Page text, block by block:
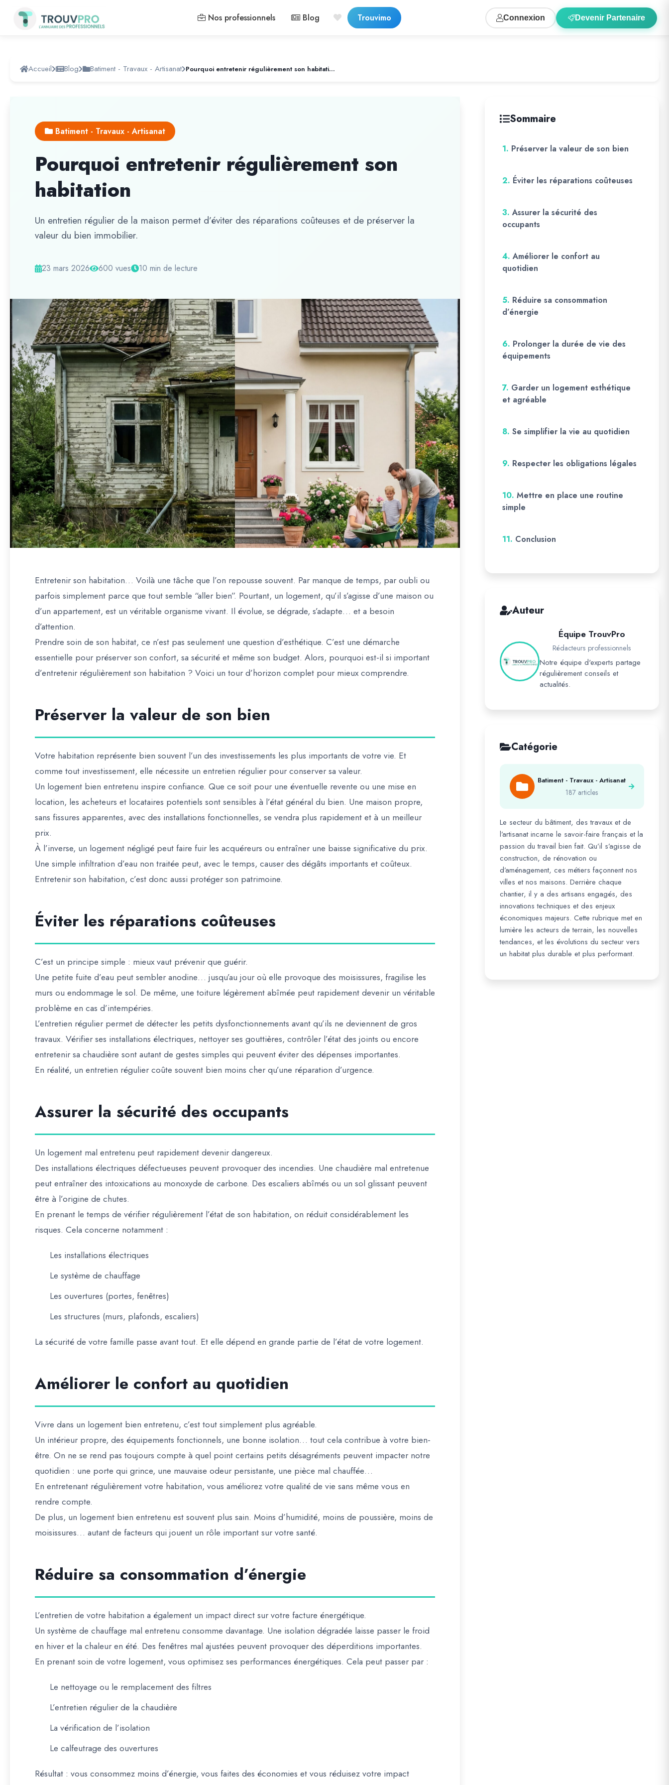
Nos professionnels Blog Trouvimo Connexion Devenir Partenaire
Accueil Blog Batiment - Travaux - Artisanat Pourquoi entretenir régulièrement son habitation
Batiment - Travaux - Artisanat
Pourquoi entretenir régulièrement son
habitation
Un entretien régulier de la maison permet d’éviter des réparations coûteuses et de préserver la
valeur du bien immobilier.
23 mars 2026 600 vues 10 min de lecture
Entretenir son habitation… Voilà une tâche que l’on repousse souvent. Par manque de temps, par oubli ou
parfois simplement parce que tout semble “aller bien”. Pourtant, un logement, qu’il s’agisse d’une maison ou
d’un appartement, est un véritable organisme vivant. Il évolue, se dégrade, s’adapte… et a besoin
d’attention.
Prendre soin de son habitat, ce n’est pas seulement une question d’esthétique. C’est une démarche
essentielle pour préserver son confort, sa sécurité et même son budget. Alors, pourquoi est-il si important
d’entretenir régulièrement son habitation ? Voici un tour d’horizon complet pour mieux comprendre.
Préserver la valeur de son bien
Votre habitation représente bien souvent l’un des investissements les plus importants de votre vie. Et
comme tout investissement, elle nécessite un entretien régulier pour conserver sa valeur.
Un logement bien entretenu inspire confiance. Que ce soit pour une éventuelle revente ou une mise en
location, les acheteurs et locataires potentiels sont sensibles à l’état général du bien. Une maison propre,
sans fissures apparentes, avec des installations fonctionnelles, se vendra plus rapidement et à un meilleur
prix.
À l’inverse, un logement négligé peut faire fuir les acquéreurs ou entraîner une baisse significative du prix.
Une simple infiltration d’eau non traitée peut, avec le temps, causer des dégâts importants et coûteux.
Entretenir son habitation, c’est donc aussi protéger son patrimoine.
Éviter les réparations coûteuses
C’est un principe simple : mieux vaut prévenir que guérir.
Une petite fuite d’eau peut sembler anodine… jusqu’au jour où elle provoque des moisissures, fragilise les
murs ou endommage le sol. De même, une toiture légèrement abîmée peut rapidement devenir un véritable
problème en cas d’intempéries.
L’entretien régulier permet de détecter les petits dysfonctionnements avant qu’ils ne deviennent de gros
travaux. Vérifier ses installations électriques, nettoyer ses gouttières, contrôler l’état des joints ou encore
entretenir sa chaudière sont autant de gestes simples qui peuvent éviter des dépenses importantes.
En réalité, un entretien régulier coûte souvent bien moins cher qu’une réparation d’urgence.
Assurer la sécurité des occupants
Un logement mal entretenu peut rapidement devenir dangereux.
Des installations électriques défectueuses peuvent provoquer des incendies. Une chaudière mal entretenue
peut entraîner des intoxications au monoxyde de carbone. Des escaliers abîmés ou un sol glissant peuvent
être à l’origine de chutes.
En prenant le temps de vérifier régulièrement l’état de son habitation, on réduit considérablement les
risques. Cela concerne notamment :
Les installations électriques
Le système de chauffage
Les ouvertures (portes, fenêtres)
Les structures (murs, plafonds, escaliers)
La sécurité de votre famille passe avant tout. Et elle dépend en grande partie de l’état de votre logement.
Améliorer le confort au quotidien
Vivre dans un logement bien entretenu, c’est tout simplement plus agréable.
Un intérieur propre, des équipements fonctionnels, une bonne isolation… tout cela contribue à votre bien-
être. On ne se rend pas toujours compte à quel point certains petits désagréments peuvent impacter notre
quotidien : une porte qui grince, une mauvaise odeur persistante, une pièce mal chauffée…
En entretenant régulièrement votre habitation, vous améliorez votre qualité de vie sans même vous en
rendre compte.
De plus, un logement bien entretenu est souvent plus sain. Moins d’humidité, moins de poussière, moins de
moisissures… autant de facteurs qui jouent un rôle important sur votre santé.
Réduire sa consommation d’énergie
L’entretien de votre habitation a également un impact direct sur votre facture énergétique.
Un système de chauffage mal entretenu consomme davantage. Une isolation dégradée laisse passer le froid
en hiver et la chaleur en été. Des fenêtres mal ajustées peuvent provoquer des déperditions importantes.
En prenant soin de votre logement, vous optimisez ses performances énergétiques. Cela peut passer par :
Le nettoyage ou le remplacement des filtres
L’entretien régulier de la chaudière
La vérification de l’isolation
Le calfeutrage des ouvertures
Résultat : vous consommez moins d’énergie, vous faites des économies et vous réduisez votre impact
Sommaire
1. Préserver la valeur de son bien
2. Éviter les réparations coûteuses
3. Assurer la sécurité des
occupants
4. Améliorer le confort au
quotidien
5. Réduire sa consommation
d’énergie
6. Prolonger la durée de vie des
équipements
7. Garder un logement esthétique
et agréable
8. Se simplifier la vie au quotidien
9. Respecter les obligations légales
10. Mettre en place une routine
simple
11. Conclusion
Auteur
Équipe TrouvPro
Rédacteurs professionnels
Notre équipe d'experts partage
régulièrement conseils et
actualités.
Catégorie
Batiment - Travaux - Artisanat
187 articles
Le secteur du bâtiment, des travaux et de
l’artisanat incarne le savoir-faire français et la
passion du travail bien fait. Qu’il s’agisse de
construction, de rénovation ou
d’aménagement, ces métiers façonnent nos
villes et nos maisons. Derrière chaque
chantier, il y a des artisans engagés, des
innovations techniques et des enjeux
économiques majeurs. Cette rubrique met en
lumière les acteurs de terrain, les nouvelles
tendances, et les évolutions du secteur vers
un habitat plus durable et plus performant.